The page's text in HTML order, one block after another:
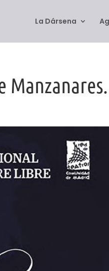
La Dársena
Manzanares.